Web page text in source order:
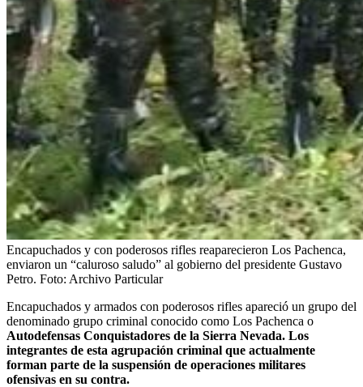
Encapuchados y con poderosos rifles reaparecieron Los Pachenca,
enviaron un “caluroso saludo” al gobierno del presidente Gustavo
Petro. Foto: Archivo Particular
Encapuchados y armados con poderosos rifles apareció un grupo del
denominado grupo criminal conocido como Los Pachenca o
Autodefensas Conquistadores de la Sierra Nevada. Los
integrantes de esta agrupación criminal que actualmente
forman parte de la suspensión de operaciones militares
ofensivas en su contra.